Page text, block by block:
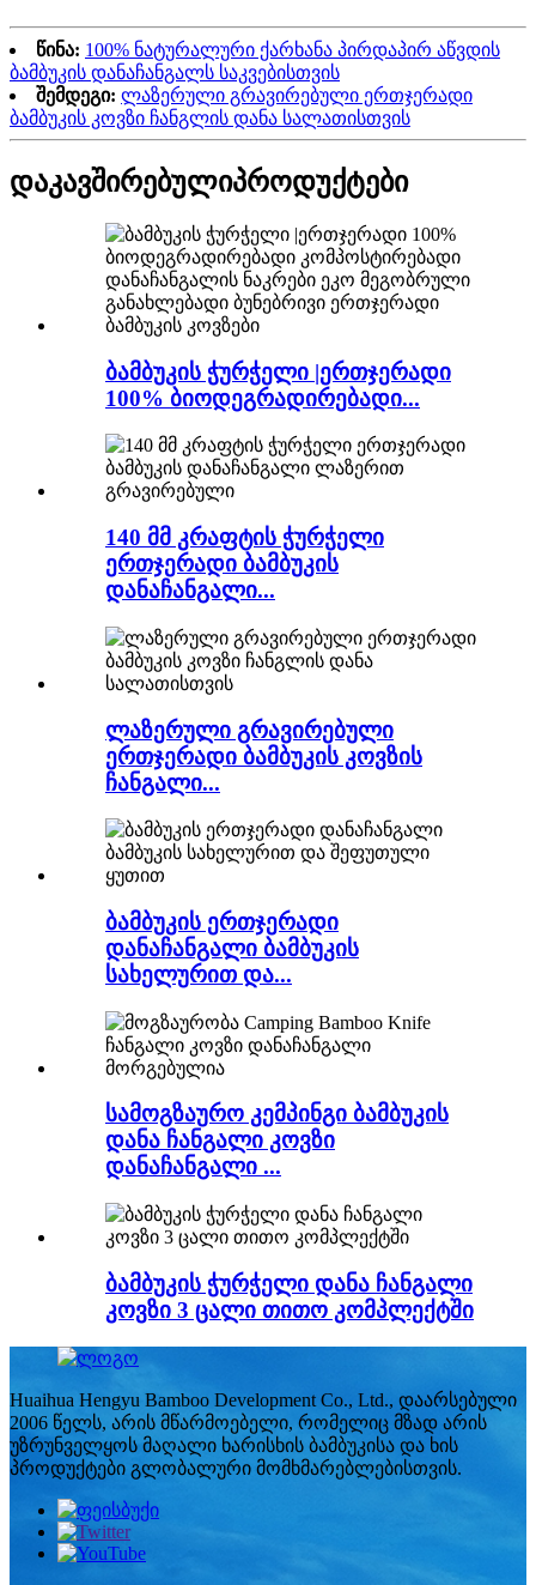
წინა: 100% ნატურალური ქარხანა პირდაპირ აწვდის
ბამბუკის დანაჩანგალს საკვებისთვის
შემდეგი: ლაზერული გრავირებული ერთჯერადი
ბამბუკის კოვზი ჩანგლის დანა სალათისთვის
დაკავშირებულიპროდუქტები
ბამბუკის ჭურჭელი |ერთჯერადი
100% ბიოდეგრადირებადი...
140 მმ კრაფტის ჭურჭელი
ერთჯერადი ბამბუკის
დანაჩანგალი...
ლაზერული გრავირებული
ერთჯერადი ბამბუკის კოვზის
ჩანგალი...
ბამბუკის ერთჯერადი
დანაჩანგალი ბამბუკის
სახელურით და...
სამოგზაურო კემპინგი ბამბუკის
დანა ჩანგალი კოვზი
დანაჩანგალი ...
ბამბუკის ჭურჭელი დანა ჩანგალი
კოვზი 3 ცალი თითო კომპლექტში
Huaihua Hengyu Bamboo Development Co., Ltd., დაარსებული
2006 წელს, არის მწარმოებელი, რომელიც მზად არის
უზრუნველყოს მაღალი ხარისხის ბამბუკისა და ხის
პროდუქტები გლობალური მომხმარებლებისთვის.